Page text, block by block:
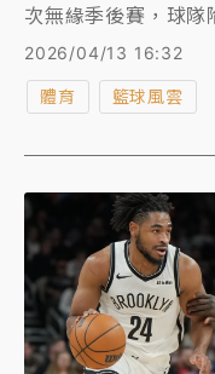
次無緣季後賽，球隊
教頭李佛斯（Doc
2026/04/13 16:32
體育 籃球風雲